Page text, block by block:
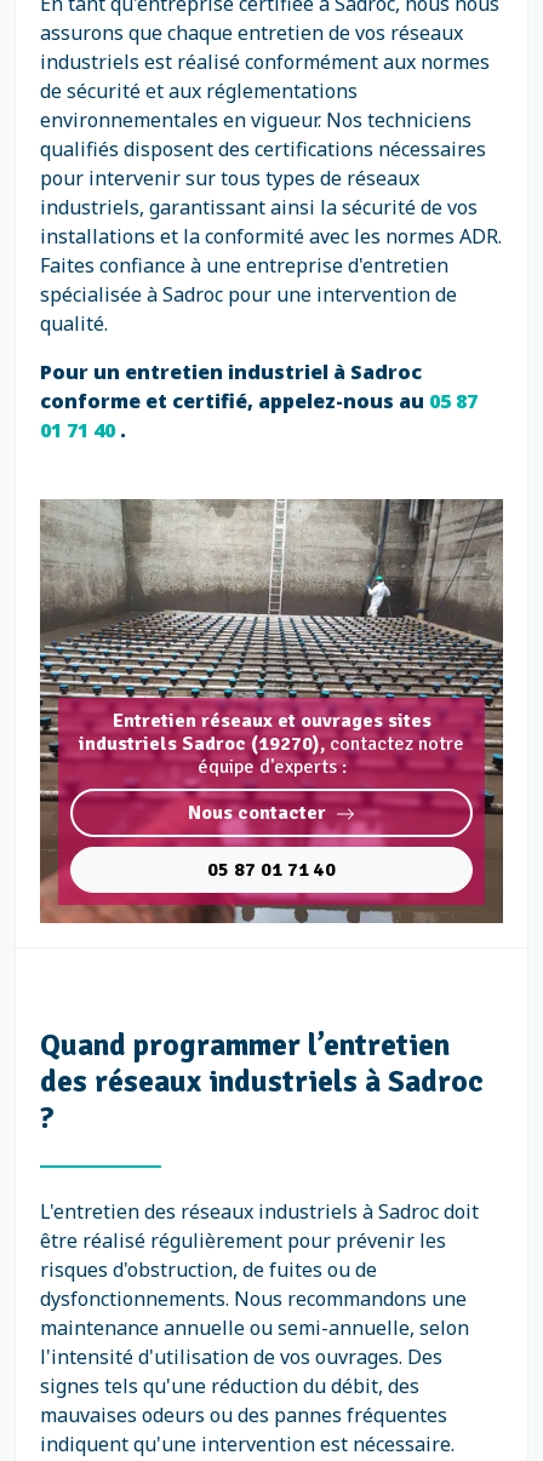
assurons que chaque entretien de vos réseaux
industriels est réalisé conformément aux normes
de sécurité et aux réglementations
environnementales en vigueur. Nos techniciens
qualifiés disposent des certifications nécessaires
pour intervenir sur tous types de réseaux
industriels, garantissant ainsi la sécurité de vos
installations et la conformité avec les normes ADR.
Faites confiance à une entreprise d'entretien
spécialisée à Sadroc pour une intervention de
qualité.
Pour un entretien industriel à Sadroc
conforme et certifié, appelez-nous au 05 87
01 71 40.
Entretien réseaux et ouvrages sites
industriels Sadroc (19270),contactez notre
équipe d'experts :
Nous contacter
05 87 01 71 40
Quand programmer l’entretien
des réseaux industriels à Sadroc
?
L'entretien des réseaux industriels à Sadroc doit
être réalisé régulièrement pour prévenir les
risques d'obstruction, de fuites ou de
dysfonctionnements. Nous recommandons une
maintenance annuelle ou semi-annuelle, selon
l'intensité d'utilisation de vos ouvrages. Des
signes tels qu'une réduction du débit, des
mauvaises odeurs ou des pannes fréquentes
indiquent qu'une intervention est nécessaire.